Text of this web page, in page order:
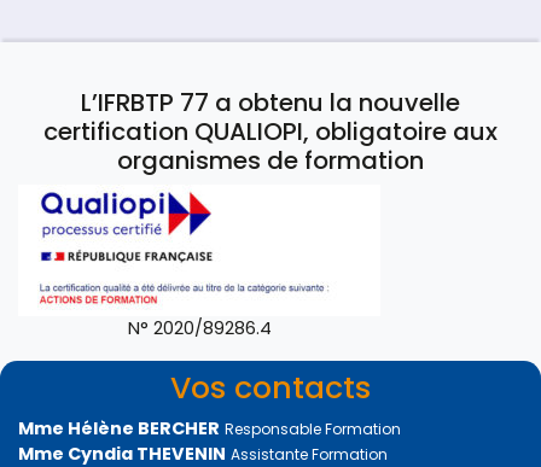
L’IFRBTP 77 a obtenu la nouvelle
certification QUALIOPI, obligatoire aux
organismes de formation
N° 2020/89286.4
Vos contacts
Mme Hélène BERCHER Responsable Formation
Mme Cyndia THEVENIN Assistante Formation